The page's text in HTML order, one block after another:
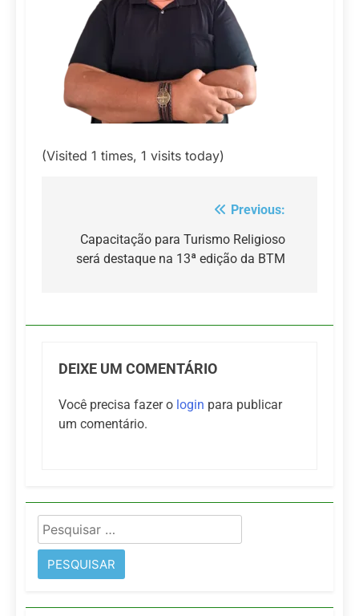
(Visited 1 times, 1 visits today)
Previous:
Capacitação para Turismo Religioso
será destaque na 13ª edição da BTM
DEIXE UM COMENTÁRIO
Você precisa fazer o login para publicar
um comentário.
Pesquisar
por: